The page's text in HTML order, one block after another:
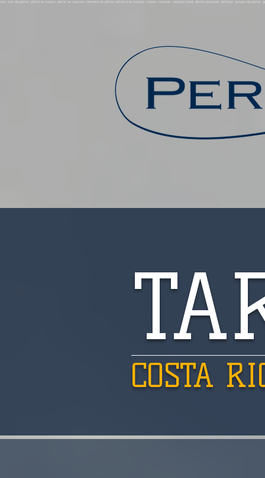
tour de pêche, pêche au tarpon, pêche au saumon, semaine de pêche, pêche à la mouche, tarpon, saumon, saumon royal, pêche amazone, pêcheur, groupe de
COSTA